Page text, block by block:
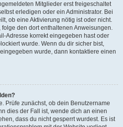
Mitglieder erst freigeschaltet
erledigen oder ein Administrator. Bei
ob eine Aktivierung nötig ist oder nicht.
den dort enthaltenen Anweisungen.
Adresse korrekt eingegeben hast oder
wurde. Wenn du dir sicher bist,
wurde, dann kontaktiere einen
Prüfe zunächst, ob dein Benutzername
dies der Fall ist, wende dich an einen
dass du nicht gesperrt wurdest. Es ist